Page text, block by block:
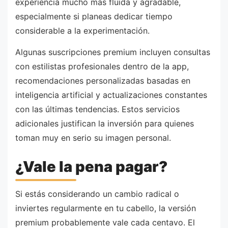
experiencia mucho más fluida y agradable,
especialmente si planeas dedicar tiempo
considerable a la experimentación.
Algunas suscripciones premium incluyen consultas
con estilistas profesionales dentro de la app,
recomendaciones personalizadas basadas en
inteligencia artificial y actualizaciones constantes
con las últimas tendencias. Estos servicios
adicionales justifican la inversión para quienes
toman muy en serio su imagen personal.
¿Vale la pena pagar?
Si estás considerando un cambio radical o
inviertes regularmente en tu cabello, la versión
premium probablemente vale cada centavo. El